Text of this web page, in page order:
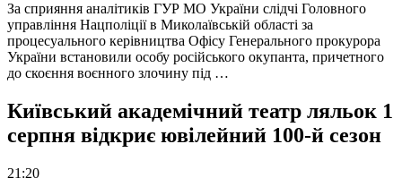
За сприяння аналітиків ГУР МО України слідчі Головного
управління Нацполіції в Миколаївській області за
процесуального керівництва Офісу Генерального прокурора
України встановили особу російського окупанта, причетного
до скоєння воєнного злочину під …
Київський академічний театр ляльок 1
серпня відкриє ювілейний 100-й сезон
21:20